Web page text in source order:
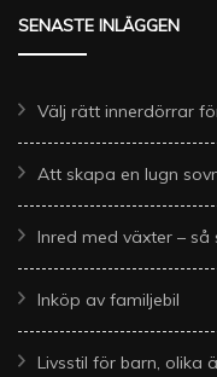
SENASTE INLÄGGEN
Välj rätt innerdörrar
Att skapa en lugn
Inred med växter –
Inköp av familjebil
Livsstil för barn, olika